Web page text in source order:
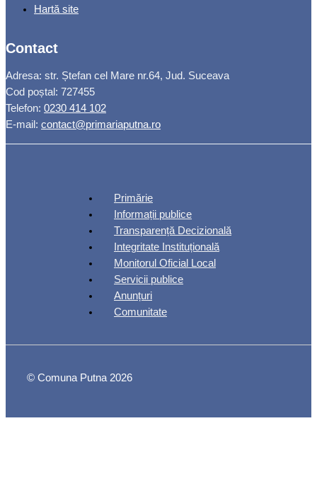
Hartă site
Contact
Adresa: str. Ștefan cel Mare nr.64, Jud. Suceava
Cod poștal: 727455
Telefon: 0230 414 102
E-mail: contact@primariaputna.ro
Primărie
Informații publice
Transparență Decizională
Integritate Instituțională
Monitorul Oficial Local
Servicii publice
Anunțuri
Comunitate
© Comuna Putna 2026